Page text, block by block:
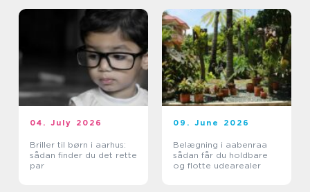
04. July 2026
Briller til børn i aarhus:
sådan finder du det rette
par
09. June 2026
Belægning i aabenraa
sådan får du holdbare
og flotte udearealer